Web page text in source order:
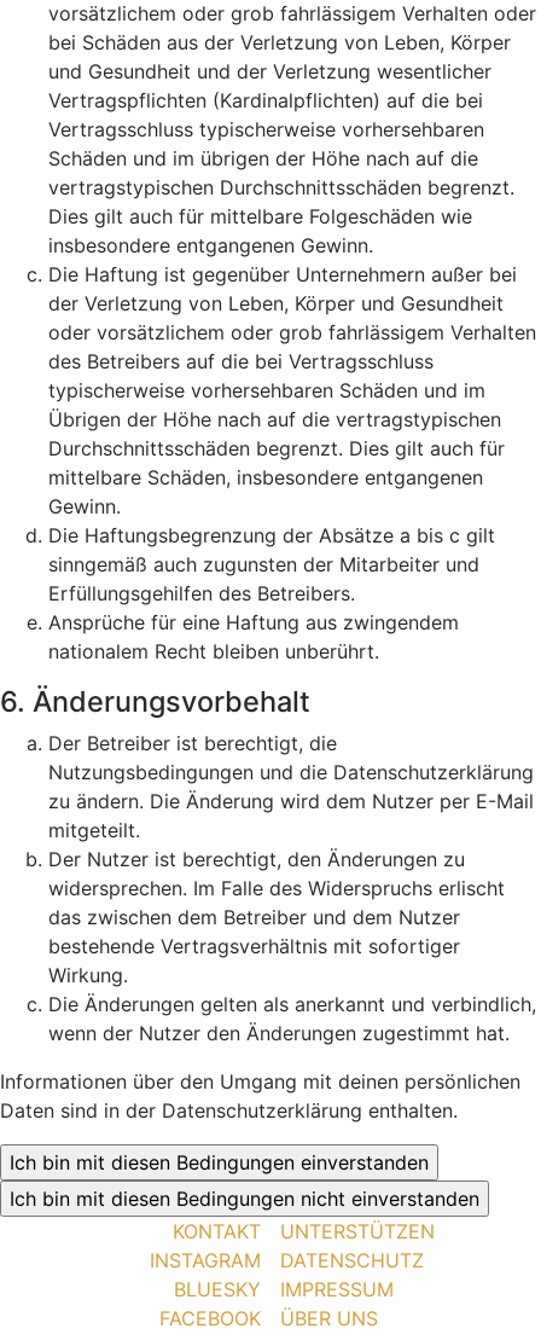
vorsätzlichem oder grob fahrlässigem Verhalten oder
bei Schäden aus der Verletzung von Leben, Körper
und Gesundheit und der Verletzung wesentlicher
Vertragspflichten (Kardinalpflichten) auf die bei
Vertragsschluss typischerweise vorhersehbaren
Schäden und im übrigen der Höhe nach auf die
vertragstypischen Durchschnittsschäden begrenzt.
Dies gilt auch für mittelbare Folgeschäden wie
insbesondere entgangenen Gewinn.
Die Haftung ist gegenüber Unternehmern außer bei
der Verletzung von Leben, Körper und Gesundheit
oder vorsätzlichem oder grob fahrlässigem Verhalten
des Betreibers auf die bei Vertragsschluss
typischerweise vorhersehbaren Schäden und im
Übrigen der Höhe nach auf die vertragstypischen
Durchschnittsschäden begrenzt. Dies gilt auch für
mittelbare Schäden, insbesondere entgangenen
Gewinn.
Die Haftungsbegrenzung der Absätze a bis c gilt
sinngemäß auch zugunsten der Mitarbeiter und
Erfüllungsgehilfen des Betreibers.
Ansprüche für eine Haftung aus zwingendem
nationalem Recht bleiben unberührt.
6. Änderungsvorbehalt
Der Betreiber ist berechtigt, die
Nutzungsbedingungen und die Datenschutzerklärung
zu ändern. Die Änderung wird dem Nutzer per E-Mail
mitgeteilt.
Der Nutzer ist berechtigt, den Änderungen zu
widersprechen. Im Falle des Widerspruchs erlischt
das zwischen dem Betreiber und dem Nutzer
bestehende Vertragsverhältnis mit sofortiger
Wirkung.
Die Änderungen gelten als anerkannt und verbindlich,
wenn der Nutzer den Änderungen zugestimmt hat.
Informationen über den Umgang mit deinen persönlichen
Daten sind in der Datenschutzerklärung enthalten.
KONTAKT
INSTAGRAM
BLUESKY
FACEBOOK
UNTERSTÜTZEN
DATENSCHUTZ
IMPRESSUM
ÜBER UNS